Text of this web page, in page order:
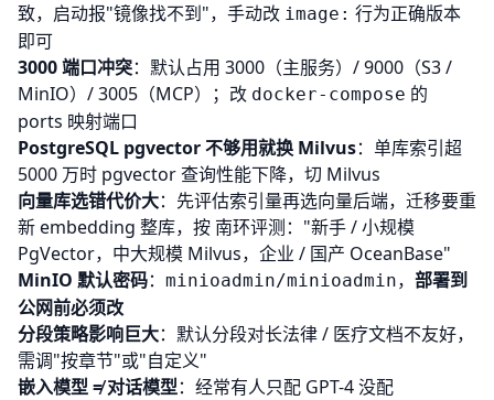
致，启动报"镜像找不到"，手动改 image: 行为正确版本
即可
3000 端口冲突：默认占用 3000（主服务）/ 9000（S3 /
MinIO）/ 3005（MCP）；改 docker-compose 的
ports 映射端口
PostgreSQL pgvector 不够用就换 Milvus：单库索引超
5000 万时 pgvector 查询性能下降，切 Milvus
向量库选错代价大：先评估索引量再选向量后端，迁移要重
新 embedding 整库，按 南环评测："新手 / 小规模
PgVector，中大规模 Milvus，企业 / 国产 OceanBase"
MinIO 默认密码： minioadmin/minioadmin， 部署到
公网前必须改
分段策略影响巨大：默认分段对长法律 / 医疗文档不友好，
需调"按章节"或"自定义"
嵌入模型 ≠ 对话模型：经常有人只配 GPT-4 没配